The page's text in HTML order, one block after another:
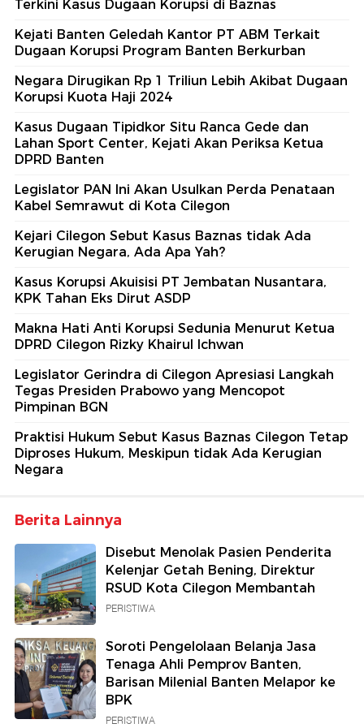
Terkini Kasus Dugaan Korupsi di Baznas
Kejati Banten Geledah Kantor PT ABM Terkait
Dugaan Korupsi Program Banten Berkurban
Negara Dirugikan Rp 1 Triliun Lebih Akibat Dugaan
Korupsi Kuota Haji 2024
Kasus Dugaan Tipidkor Situ Ranca Gede dan
Lahan Sport Center, Kejati Akan Periksa Ketua
DPRD Banten
Legislator PAN Ini Akan Usulkan Perda Penataan
Kabel Semrawut di Kota Cilegon
Kejari Cilegon Sebut Kasus Baznas tidak Ada
Kerugian Negara, Ada Apa Yah?
Kasus Korupsi Akuisisi PT Jembatan Nusantara,
KPK Tahan Eks Dirut ASDP
Makna Hati Anti Korupsi Sedunia Menurut Ketua
DPRD Cilegon Rizky Khairul Ichwan
Legislator Gerindra di Cilegon Apresiasi Langkah
Tegas Presiden Prabowo yang Mencopot
Pimpinan BGN
Praktisi Hukum Sebut Kasus Baznas Cilegon Tetap
Diproses Hukum, Meskipun tidak Ada Kerugian
Negara
Berita Lainnya
Disebut Menolak Pasien Penderita
Kelenjar Getah Bening, Direktur
RSUD Kota Cilegon Membantah
PERISTIWA
Soroti Pengelolaan Belanja Jasa
Tenaga Ahli Pemprov Banten,
Barisan Milenial Banten Melapor ke
BPK
PERISTIWA